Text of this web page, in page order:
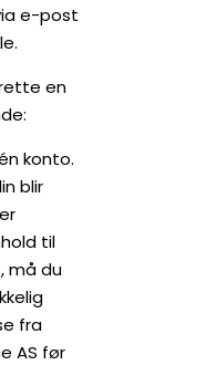
e-post
en
konto.
blir
til
må du
fra
AS før